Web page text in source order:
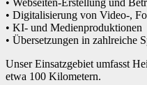
• Webseiten-Erstellung und
• Digitalisierung von Video-,
• KI- und Medienproduktionen
• Übersetzungen in zahlreiche
Unser Einsatzgebiet umfasst
etwa 100 Kilometern.